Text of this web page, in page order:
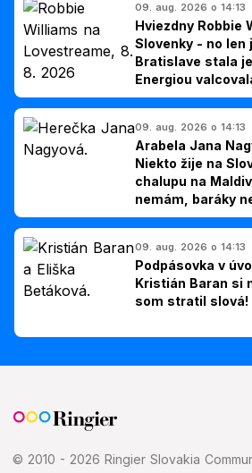
09. aug. 2026 o 14:13
Hviezdny Robbie
Slovenky - no len
Bratislave stala
Energiou
Ellis-Bextor (foto)
09. aug. 2026 o 14:13
Arabela Jana
Niekto žije na
chalupu na
nemám, baráky
Slovákom
09. aug. 2026 o 14:13
Podpásovka v
Kristián Baran si
som stratil slová!
© 2010 - 2026 Ringier Slovakia